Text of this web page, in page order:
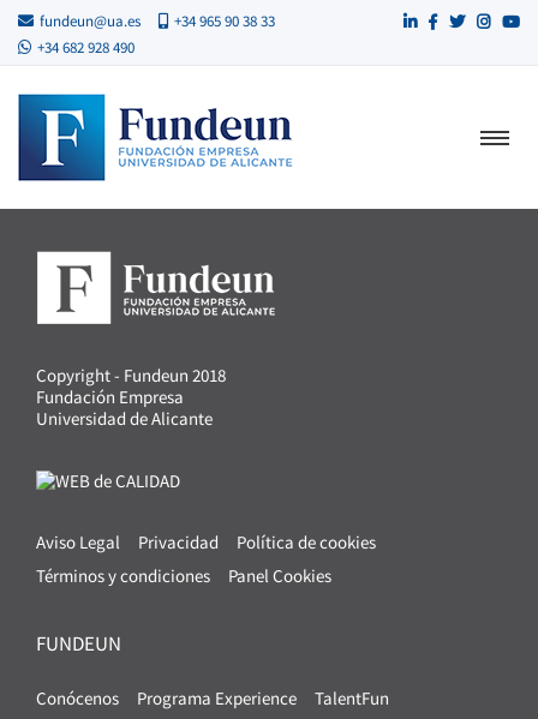
fundeun@ua.es
+34 965 90 38 33
+34 682 928 490
Copyright - Fundeun 2018
Fundación Empresa
Universidad de Alicante
Aviso Legal Privacidad
Política de cookies
Términos y condiciones
Panel Cookies
FUNDEUN
Conócenos Programa Experience
TalentFun